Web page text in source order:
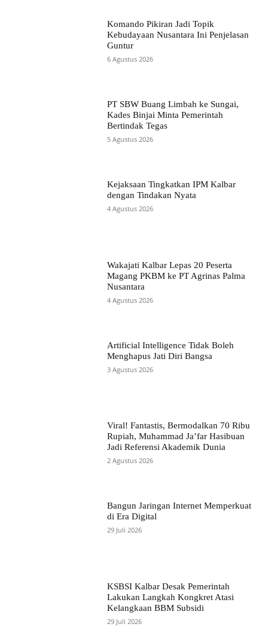
Komando Pikiran Jadi Topik
Kebudayaan Nusantara Ini Penjelasan
Guntur
6 Agustus 2026
PT SBW Buang Limbah ke Sungai,
Kades Binjai Minta Pemerintah
Bertindak Tegas
5 Agustus 2026
Kejaksaan Tingkatkan IPM Kalbar
dengan Tindakan Nyata
4 Agustus 2026
Wakajati Kalbar Lepas 20 Peserta
Magang PKBM ke PT Agrinas Palma
Nusantara
4 Agustus 2026
Artificial Intelligence Tidak Boleh
Menghapus Jati Diri Bangsa
3 Agustus 2026
Viral! Fantastis, Bermodalkan 70 Ribu
Rupiah, Muhammad Ja’far Hasibuan
Jadi Referensi Akademik Dunia
2 Agustus 2026
Bangun Jaringan Internet Memperkuat
di Era Digital
29 Juli 2026
KSBSI Kalbar Desak Pemerintah
Lakukan Langkah Kongkret Atasi
Kelangkaan BBM Subsidi
29 Juli 2026